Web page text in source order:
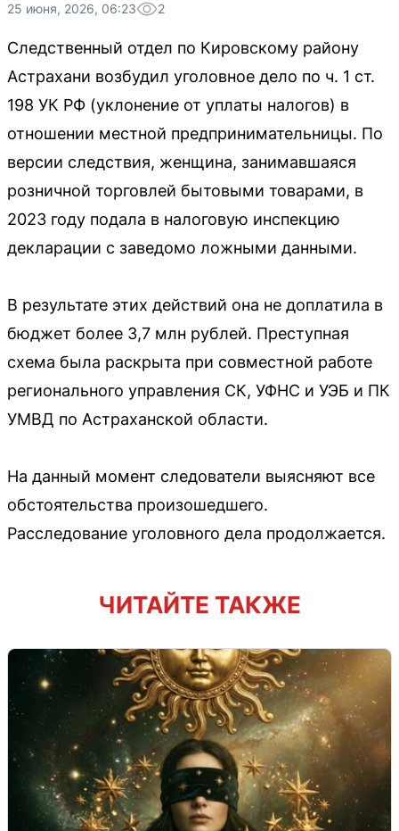
25 июня, 2026, 06:23 2
Следственный отдел по Кировскому району
Астрахани возбудил уголовное дело по ч. 1 ст.
198 УК РФ (уклонение от уплаты налогов) в
отношении местной предпринимательницы. По
версии следствия, женщина, занимавшаяся
розничной торговлей бытовыми товарами, в
2023 году подала в налоговую инспекцию
декларации с заведомо ложными данными.
В результате этих действий она не доплатила в
бюджет более 3,7 млн рублей. Преступная
схема была раскрыта при совместной работе
регионального управления СК, УФНС и УЭБ и ПК
УМВД по Астраханской области.
На данный момент следователи выясняют все
обстоятельства произошедшего.
Расследование уголовного дела продолжается.
ЧИТАЙТЕ ТАКЖЕ